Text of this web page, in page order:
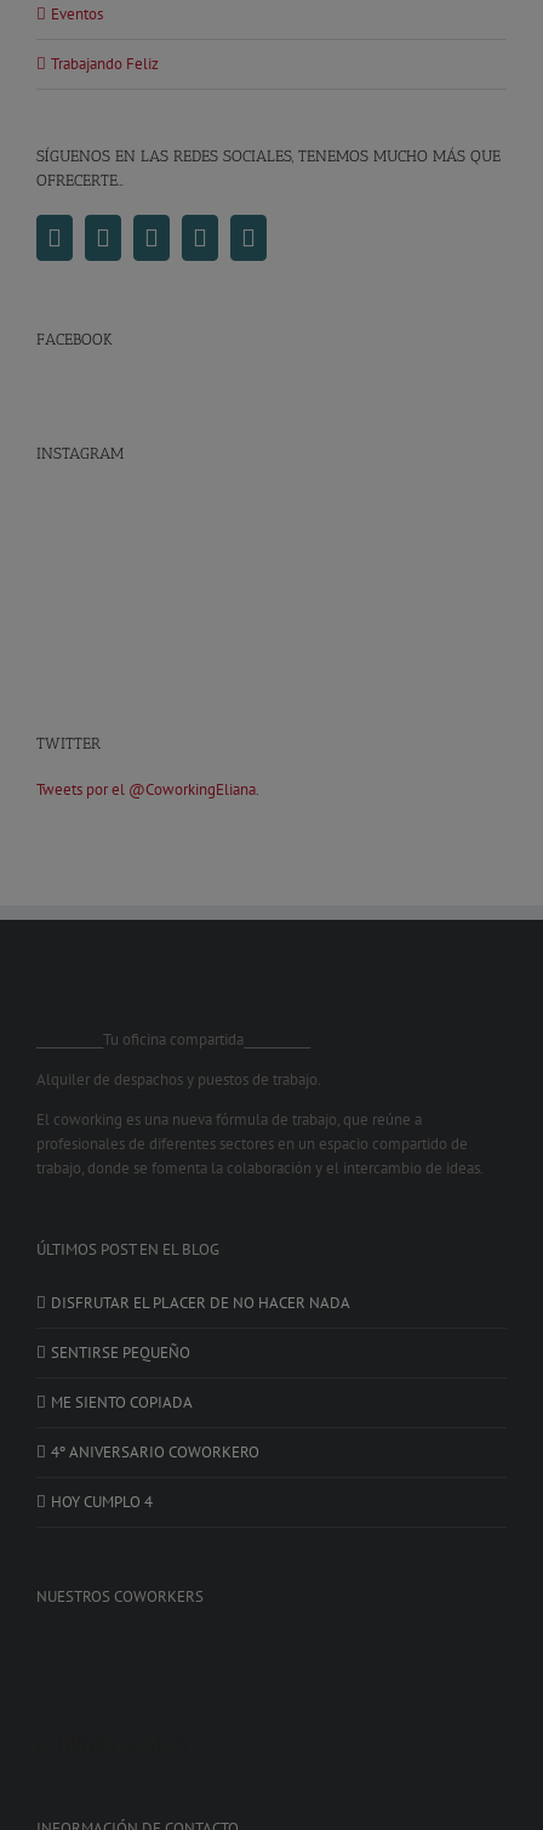
Eventos
Trabajando Feliz
SÍGUENOS EN LAS REDES SOCIALES, TENEMOS MUCHO MÁS QUE
OFRECERTE…
FACEBOOK
INSTAGRAM
TWITTER
Tweets por el @CoworkingEliana.
___________Tu oficina compartida___________
Alquiler de despachos y puestos de trabajo.
El coworking es una nueva fórmula de trabajo, que reúne a
profesionales de diferentes sectores en un espacio compartido de
trabajo, donde se fomenta la colaboración y el intercambio de ideas.
ÚLTIMOS POST EN EL BLOG
DISFRUTAR EL PLACER DE NO HACER NADA
SENTIRSE PEQUEÑO
ME SIENTO COPIADA
4º ANIVERSARIO COWORKERO
HOY CUMPLO 4
NUESTROS COWORKERS